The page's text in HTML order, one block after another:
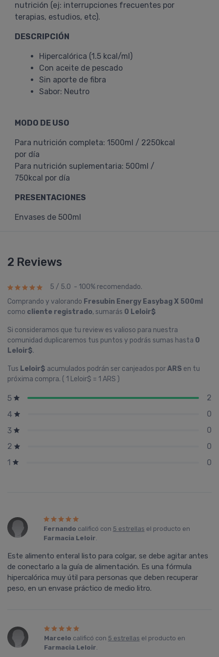
nutrición (ej: interrupciones frecuentes por
terapias, estudios, etc).
DESCRIPCIÓN
Hipercalórica (1.5 kcal/ml)
Con aceite de pescado
Sin aporte de fibra
Sabor: Neutro
MODO DE USO
Para nutrición completa: 1500ml / 2250kcal
por día
Para nutrición suplementaria: 500ml /
750kcal por día
PRESENTACIONES
Envases de 500ml
2 Reviews
5 / 5.0 - 100% recomendado.
Comprando y valorando Fresubin Energy Easybag X 500ml
como cliente registrado, sumarás 0 Leloir$
Si consideramos que tu review es valioso para nuestra
comunidad duplicaremos tus puntos y podrás sumas hasta 0
Leloir$.
Tus Leloir$ acumulados podrán ser canjeados porARS en tu
próxima compra. ( 1 Leloir$ = 1 ARS )
5
2
4
0
3
0
2
0
1
0
Fernando calificó con 5 estrellas el producto en
Farmacia Leloir.
Este alimento enteral listo para colgar, se debe agitar antes
de conectarlo a la guía de alimentación. Es una fórmula
hipercalórica muy útil para personas que deben recuperar
peso, en un envase práctico de medio litro.
Marcelo calificó con 5 estrellas el producto en
Farmacia Leloir.